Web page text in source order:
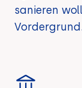
sanieren
Vordergrund.